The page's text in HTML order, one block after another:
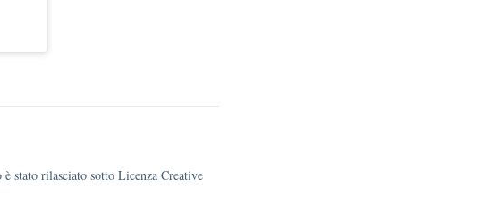
stato rilasciato sotto Licenza Creative